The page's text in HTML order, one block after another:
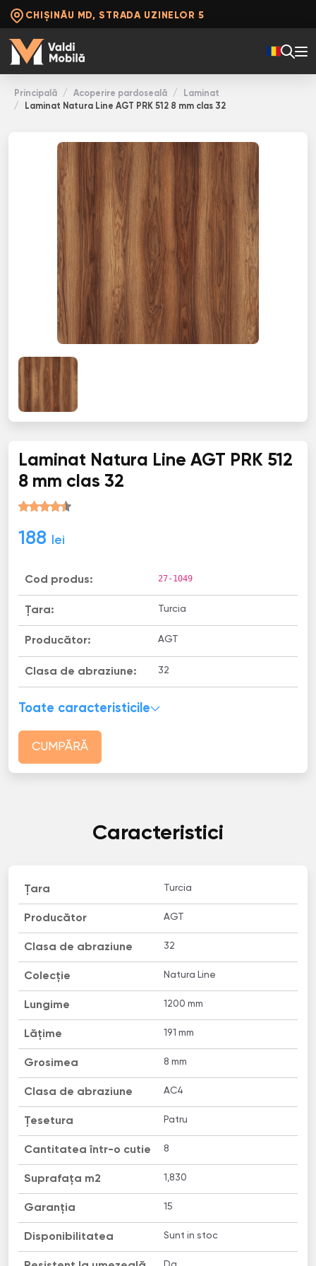
CHIȘINĂU MD, STRADA UZINELOR 5
Principală Acoperire pardoseală
Laminat
Laminat Natura Line AGT PRK 512 8 mm clas 32
Laminat Natura Line AGT PRK 512
8 mm clas 32
188 lei
Cod produs: 27-1049
Țara: Turcia
Producător: AGT
Clasa de abraziune: 32
Toate caracteristicile
CUMPĂRĂ
Caracteristici
Țara Turcia
Producător AGT
Clasa de abraziune 32
Colecție Natura Line
Lungime 1200 mm
Lățime 191 mm
Grosimea 8 mm
Clasa de abraziune AC4
Țesetura Patru
Cantitatea într-o cutie 8
Suprafața m2 1,830
Garanția 15
Disponibilitatea Sunt in stoc